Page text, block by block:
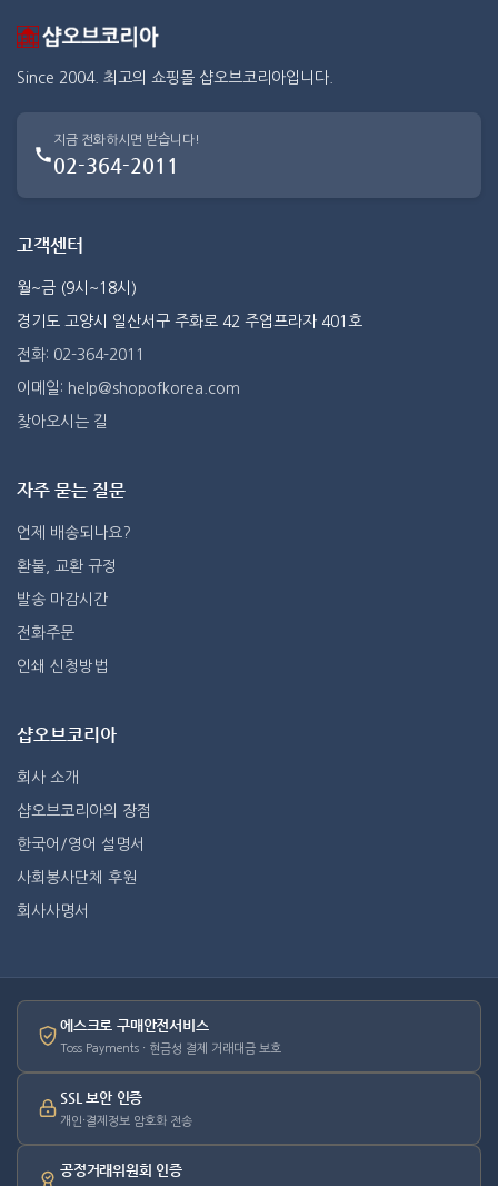
Since 2004. 최고의 쇼핑몰 샵오브코리아입니다.
지금 전화하시면 받습니다!
02-364-2011
고객센터
월~금 (9시~18시)
경기도 고양시 일산서구 주화로 42 주엽프라자 401호
전화: 02-364-2011
이메일: help@shopofkorea.com
찾아오시는 길
자주 묻는 질문
언제 배송되나요?
환불, 교환 규정
발송 마감시간
전화주문
인쇄 신청방법
샵오브코리아
회사 소개
샵오브코리아의 장점
한국어/영어 설명서
사회봉사단체 후원
회사사명서
에스크로 구매안전서비스
Toss Payments · 현금성 결제 거래대금 보호
SSL 보안 인증
개인·결제정보 암호화 전송
공정거래위원회 인증